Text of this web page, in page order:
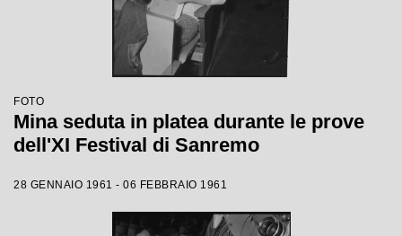
FOTO
Mina seduta in platea durante le prove
dell'XI Festival di Sanremo
28 GENNAIO 1961 - 06 FEBBRAIO 1961